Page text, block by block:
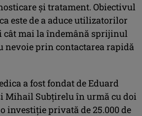
și tratament. Obiectivul
este de a aduce utilizatorilor
cât mai la îndemână sprijinul
nevoie prin contactarea rapidă
a fost fondat de Eduard
Mihail Subțirelu în urmă cu doi
investiție privată de 25.000 de